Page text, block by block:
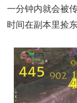
一分钟内就会被
时间在副本里捡